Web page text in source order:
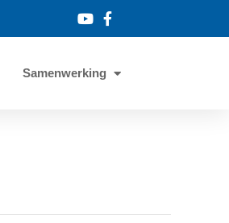
Samenwerking